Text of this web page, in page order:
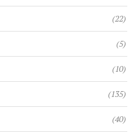
(22)
(5)
(10)
(135)
(40)